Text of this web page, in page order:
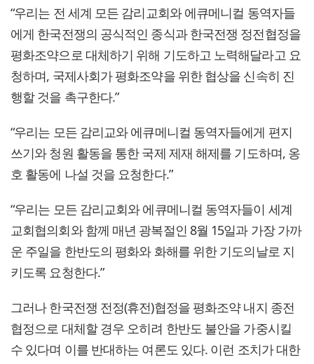
“우리는 전 세계 모든 감리교회와 에큐메니컬 동역자들
에게 한국전쟁의 공식적인 종식과 한국전쟁 정전협정을
평화조약으로 대체하기 위해 기도하고 노력해달라고 요
청하며, 국제사회가 평화조약을 위한 협상을 신속히 진
행할 것을 촉구한다.”
“우리는 모든 감리교와 에큐메니컬 동역자들에게 편지
쓰기와 청원 활동을 통한 국제 제재 해제를 기도하며, 옹
호 활동에 나설 것을 요청한다.”
“우리는 모든 감리교회와 에큐메니컬 동역자들이 세계
교회협의회와 함께 매년 광복절인 8월 15일과 가장 가까
운 주일을 한반도의 평화와 화해를 위한 기도의날로 지
키도록 요청한다.”
그러나 한국전쟁 전정(휴전)협정을 평화조약 내지 종전
협정으로 대체할 경우 오히려 한반도 불안을 가중시킬
수 있다며 이를 반대하는 여론도 있다. 이런 조치가 대한